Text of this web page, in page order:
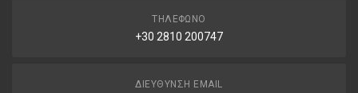
ΤΗΛΈΦΩΝΟ
+30 2810 200747
ΔΙΕΎΘΥΝΣΗ EMAIL